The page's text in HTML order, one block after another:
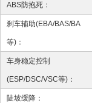
ABS防抱死：
刹车辅助(EBA/BAS/BA
等)：
车身稳定控制
(ESP/DSC/VSC等)：
陡坡缓降：